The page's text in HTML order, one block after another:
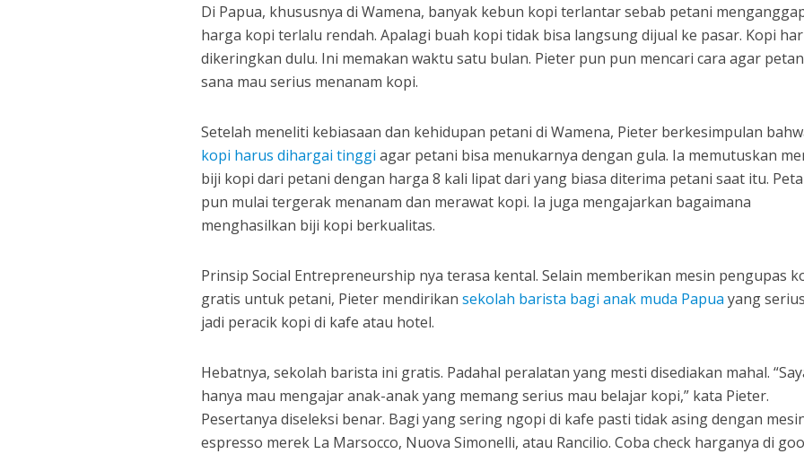
Di Papua, khususnya di Wamena, banyak kebun kopi terlantar sebab petani
harga kopi terlalu rendah. Apalagi buah kopi tidak bisa langsung dijual ke pasar. Kopi
dikeringkan dulu. Ini memakan waktu satu bulan. Pieter pun pun mencari cara agar
sana mau serius menanam kopi.
Setelah meneliti kebiasaan dan kehidupan petani di Wamena, Pieter berkesimpulan
kopi harus dihargai tinggi agar petani bisa menukarnya dengan gula. Ia memutuskan
biji kopi dari petani dengan harga 8 kali lipat dari yang biasa diterima petani saat itu.
pun mulai tergerak menanam dan merawat kopi. Ia juga mengajarkan bagaimana
menghasilkan biji kopi berkualitas.
Prinsip Social Entrepreneurship nya terasa kental. Selain memberikan mesin pengupas
gratis untuk petani, Pieter mendirikan sekolah barista bagi anak muda Papua yang
jadi peracik kopi di kafe atau hotel.
Hebatnya, sekolah barista ini gratis. Padahal peralatan yang mesti disediakan mahal.
hanya mau mengajar anak-anak yang memang serius mau belajar kopi,” kata Pieter.
Pesertanya diseleksi benar. Bagi yang sering ngopi di kafe pasti tidak asing dengan
espresso merek La Marsocco, Nuova Simonelli, atau Rancilio. Coba check harganya di